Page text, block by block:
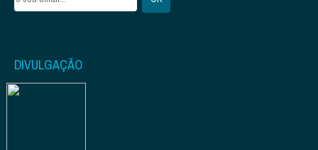
DIVULGAÇÃO